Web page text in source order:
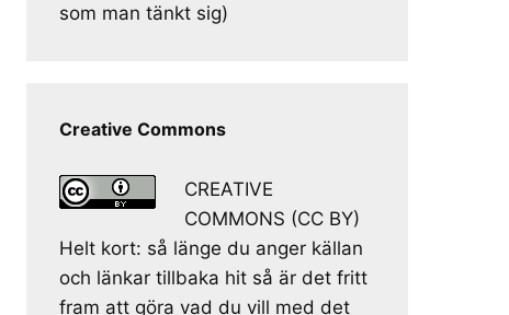
som man tänkt sig)
Creative Commons
CREATIVE
COMMONS (CC BY)
Helt kort: så länge du anger källan
och länkar tillbaka hit så är det fritt
fram att göra vad du vill med det